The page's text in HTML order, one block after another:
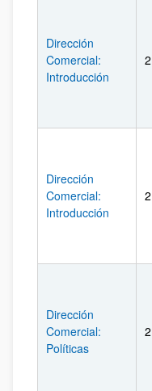
Dirección
Comercial:
Introducción
2
Dirección
Comercial:
Introducción
2
Dirección
Comercial:
Políticas
2